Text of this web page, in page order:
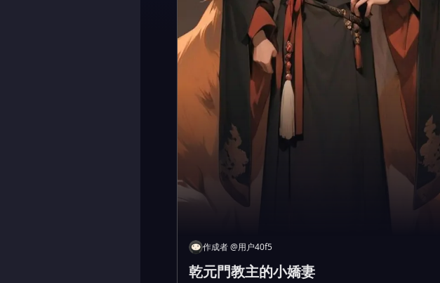
作成者@用户40f5
乾元門教主的小嬌妻